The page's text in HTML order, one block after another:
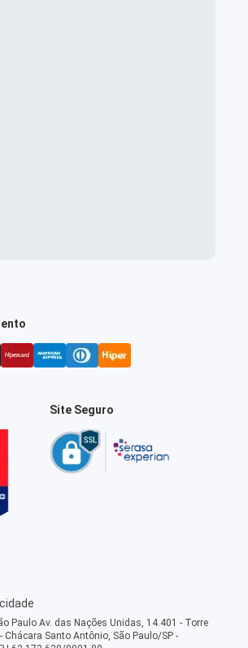
Site Seguro
Paulo Av. das Nações Unidas, 14.401 - Torre
Chácara Santo Antônio, São Paulo/SP -